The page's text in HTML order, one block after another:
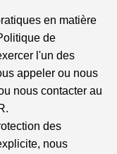
en matière
de
l'un des
appeler ou nous
nous contacter au
des
nous